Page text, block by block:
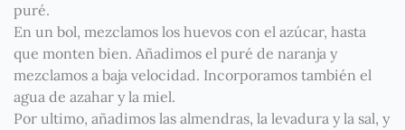
puré.
En un bol, mezclamos los huevos con el azúcar, hasta
que monten bien. Añadimos el puré de naranja y
mezclamos a baja velocidad. Incorporamos también el
agua de azahar y la miel.
Por ultimo, añadimos las almendras, la levadura y la sal, y